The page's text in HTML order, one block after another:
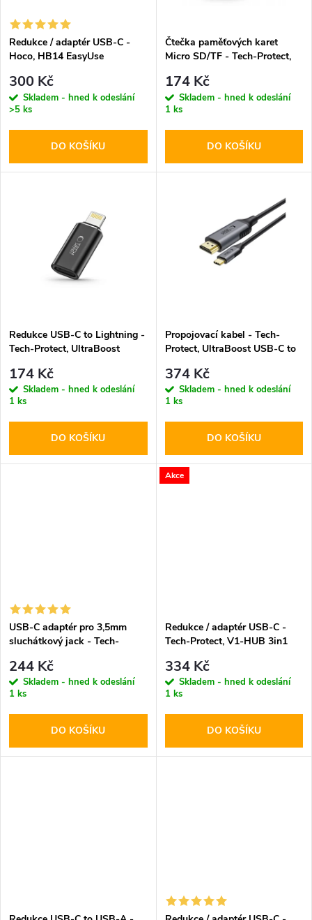
í
p
r
o
d
s
p
r
o
d
Redukce / adaptér USB-C -
Hoco, HB14 EasyUse
300 Kč
Skladem - hned k odeslání
>5 ks
DO KOŠÍKU
Čtečka paměťových karet
Micro SD/TF - Tech-Protect,
174 Kč
Skladem - hned k odeslání
1 ks
DO KOŠÍKU
Redukce USB-C to Lightning -
Tech-Protect, UltraBoost
174 Kč
Skladem - hned k odeslání
1 ks
DO KOŠÍKU
Propojovací kabel - Tech-
Protect, UltraBoost USB-C to
374 Kč
Skladem - hned k odeslání
1 ks
DO KOŠÍKU
USB-C adaptér pro 3,5mm
sluchátkový jack - Tech-
244 Kč
Skladem - hned k odeslání
1 ks
DO KOŠÍKU
Akce
Redukce / adaptér USB-C -
Tech-Protect, V1-HUB 3in1
334 Kč
Skladem - hned k odeslání
1 ks
DO KOŠÍKU